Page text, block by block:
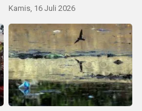
Kamis, 16 Juli 2026